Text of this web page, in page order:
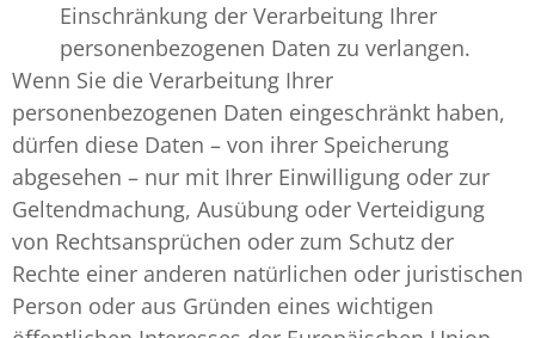
Einschränkung der Verarbeitung Ihrer
personenbezogenen Daten zu verlangen.
Wenn Sie die Verarbeitung Ihrer
personenbezogenen Daten eingeschränkt haben,
dürfen diese Daten – von ihrer Speicherung
abgesehen – nur mit Ihrer Einwilligung oder zur
Geltendmachung, Ausübung oder Verteidigung
von Rechtsansprüchen oder zum Schutz der
Rechte einer anderen natürlichen oder juristischen
Person oder aus Gründen eines wichtigen